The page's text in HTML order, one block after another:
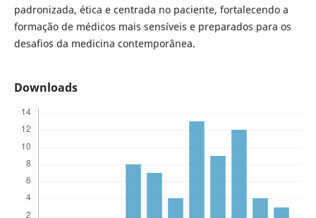
padronizada, ética e centrada no paciente, fortalecendo a
formação de médicos mais sensíveis e preparados para os
desafios da medicina contemporânea.
Downloads